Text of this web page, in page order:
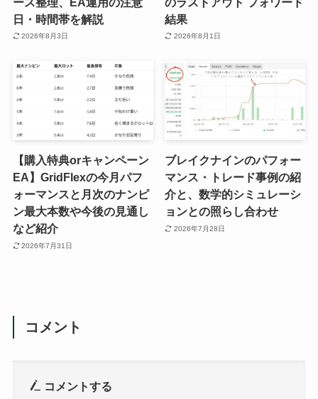
日・時間帯を解説
2026年8月3日
結果
2026年8月1日
【購入特典orキャンペーン
EA】GridFlexの今月パフ
ォーマンスと月次のナンピ
ン最大本数や今後の見通し
など紹介
2026年7月31日
ブレイクナインのパフォー
マンス・トレード事例の紹
介と、数学的シミュレーシ
ョンとの照らし合わせ
2026年7月28日
コメント
コメントする